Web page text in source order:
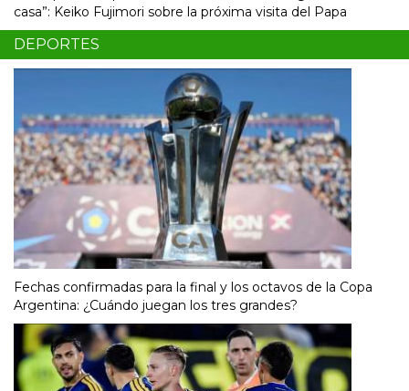
casa”: Keiko Fujimori sobre la próxima visita del Papa
DEPORTES
Fechas confirmadas para la final y los octavos de la Copa
Argentina: ¿Cuándo juegan los tres grandes?